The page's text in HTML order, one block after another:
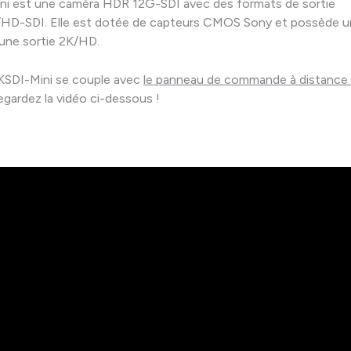
est une caméra HDR 12G-SDI avec des formats de sortie
SDI. Elle est dotée de capteurs CMOS Sony et possède
sortie 2K/HD.
Mini se couple avec le panneau de commande à distance
la vidéo ci-dessous !